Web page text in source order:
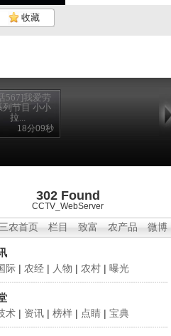
收藏
567]我爱劳
列节目 小小
拉...
18分09秒
302 Found
CCTV_WebServer
农首页 栏目 致富 农产品 微博
际 | 农经 | 人物 | 农村 | 曝光
术 | 资讯 | 榜样 | 点睛 | 宝典